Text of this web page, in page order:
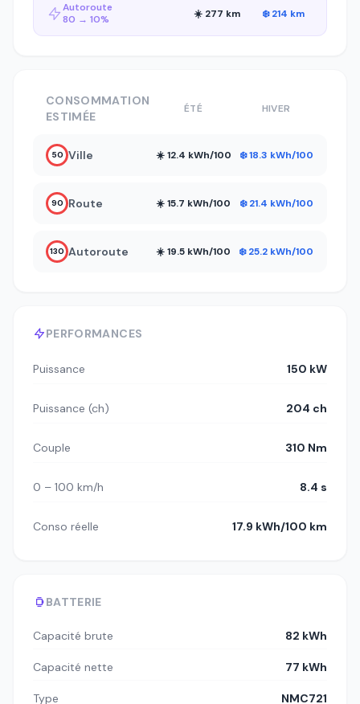
Autoroute
80 → 10%
☀️ 277 km ❄️ 214 km
PERFORMANCES
Puissance 150 kW
Puissance (ch) 204 ch
Couple 310 Nm
0 – 100 km/h 8.4 s
Conso réelle 17.9 kWh/100 km
BATTERIE
Capacité brute 82 kWh
Capacité nette 77 kWh
Type NMC721
CONSOMMATION
ESTIMÉE
ÉTÉ HIVER
50 Ville ☀️ 12.4 kWh/100 ❄️ 18.3 kWh/100
90 Route ☀️ 15.7 kWh/100 ❄️ 21.4 kWh/100
130 Autoroute ☀️ 19.5 kWh/100 ❄️ 25.2 kWh/100